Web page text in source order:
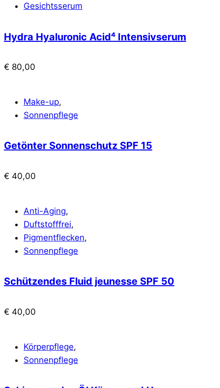
Gesichtsserum
Hydra Hyaluronic Acid⁴ Intensivserum
€ 80,00
Make-up,
Sonnenpflege
Getönter Sonnenschutz SPF 15
€ 40,00
Anti-Aging,
Duftstofffrei,
Pigmentflecken,
Sonnenpflege
Schützendes Fluid jeunesse SPF 50
€ 40,00
Körperpflege,
Sonnenpflege